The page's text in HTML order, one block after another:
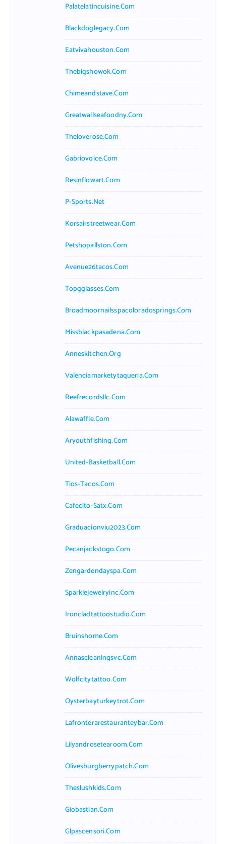
Palatelatincuisine.com
Blackdoglegacy.com
Eatvivahouston.com
Thebigshowok.com
Chimeandstave.com
Greatwallseafoodny.com
Theloverose.com
Gabriovoice.com
Resinflowart.com
P-Sports.net
Korsairstreetwear.com
Petshopallston.com
Avenue26tacos.com
Topgglasses.com
Broadmoornailsspacoloradosprings.com
Missblackpasadena.com
Anneskitchen.org
Valenciamarketytaqueria.com
Reefrecordsllc.com
Alawaffle.com
Aryouthfishing.com
United-Basketball.com
Tios-Tacos.com
Cafecito-Satx.com
Graduacionviu2023.com
Pecanjackstogo.com
Zengardendayspa.com
Sparklejewelryinc.com
Ironcladtattoostudio.com
Bruinshome.com
Annascleaningsvc.com
Wolfcitytattoo.com
Oysterbayturkeytrot.com
Lafronterarestauranteybar.com
Lilyandrosetearoom.com
Olivesburgberrypatch.com
Theslushkids.com
Giobastian.com
Glpascensori.com